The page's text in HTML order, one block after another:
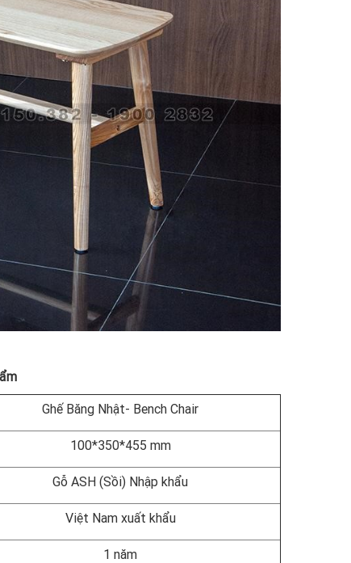
Ghế Băng Nhật- Bench Chair
100*350*455 mm
Gỗ ASH (Sồi) Nhập khẩu
Việt Nam xuất khẩu
1 năm